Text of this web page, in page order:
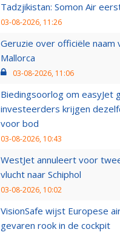
Tadzjikistan: Somon Air
03-08-2026, 11:26
Geruzie over officiële naam
Mallorca
03-08-2026, 11:06
Biedingsoorlog om easyJet
investeerders krijgen
voor bod
03-08-2026, 10:43
WestJet annuleert voor
vlucht naar Schiphol
03-08-2026, 10:02
VisionSafe wijst Europese
gevaren rook in de cockpit